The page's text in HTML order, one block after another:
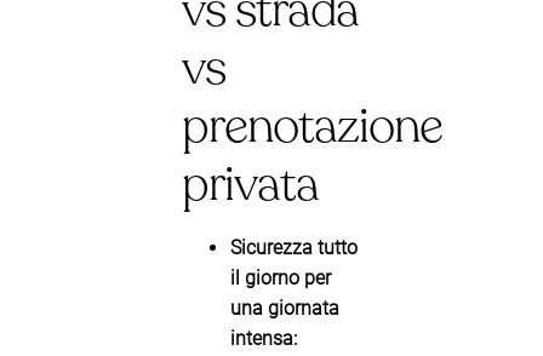
vs
prenotazione
privata
Sicurezza tutto
il giorno per
una giornata
intensa: